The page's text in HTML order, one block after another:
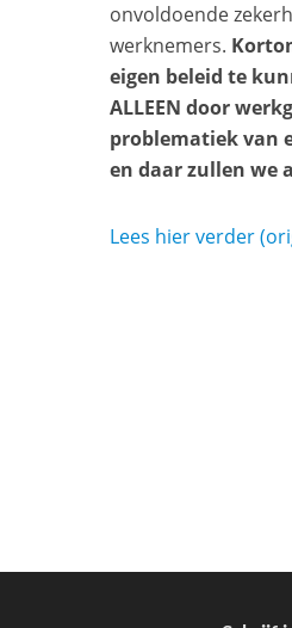
onvoldoende
werknemers.
eigen beleid te
ALLEEN door
problematiek van
en daar zullen we
Lees hier verder